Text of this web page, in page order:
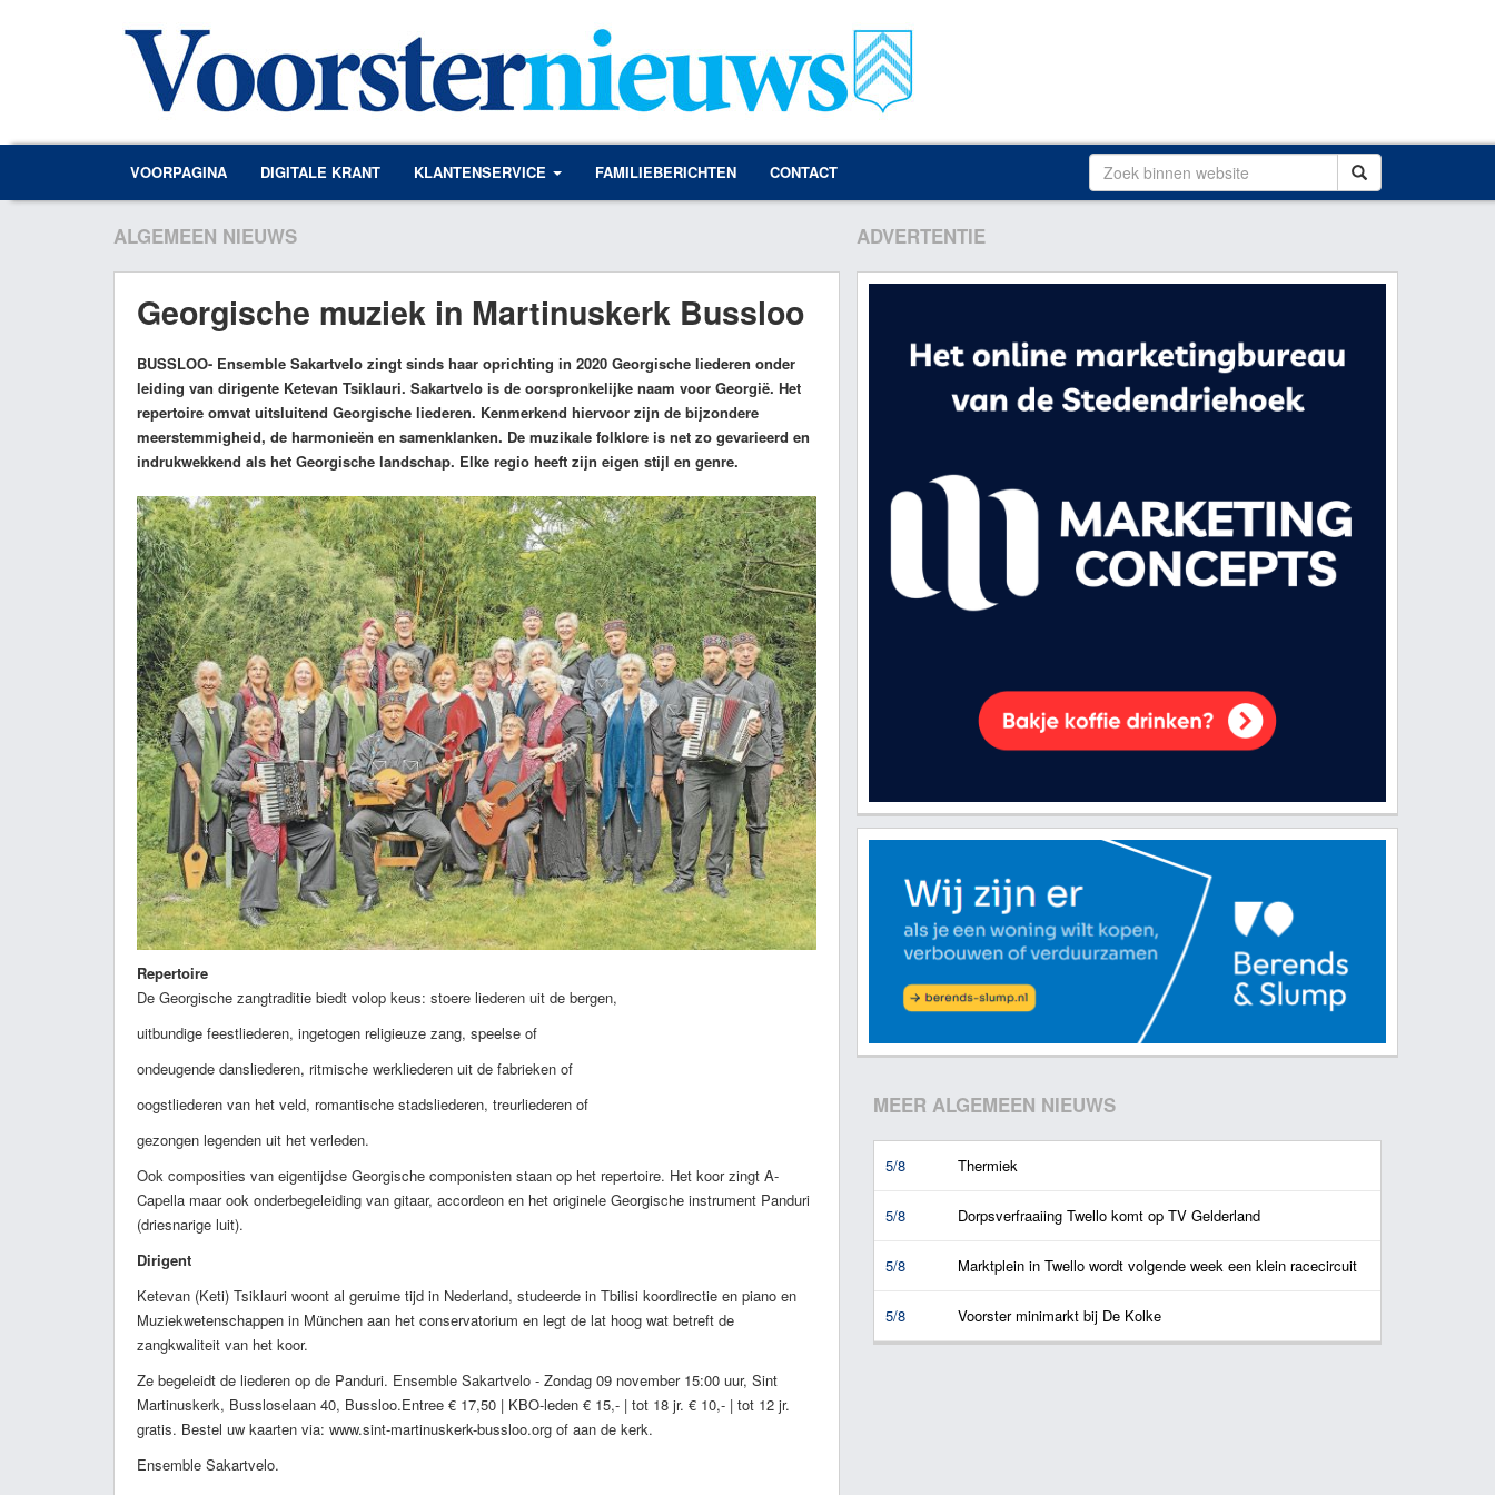
VOORPAGINA DIGITALE KRANT KLANTENSERVICE FAMILIEBERICHTEN CONTACT
ALGEMEEN NIEUWS
Georgische muziek in Martinuskerk Bussloo
BUSSLOO- Ensemble Sakartvelo zingt sinds haar oprichting in 2020 Georgische liederen onder
leiding van dirigente Ketevan Tsiklauri. Sakartvelo is de oorspronkelijke naam voor Georgië. Het
repertoire omvat uitsluitend Georgische liederen. Kenmerkend hiervoor zijn de bijzondere
meerstemmigheid, de harmonieën en samenklanken. De muzikale folklore is net zo gevarieerd en
indrukwekkend als het Georgische landschap. Elke regio heeft zijn eigen stijl en genre.
Repertoire
De Georgische zangtraditie biedt volop keus: stoere liederen uit de bergen,
uitbundige feestliederen, ingetogen religieuze zang, speelse of
ondeugende dansliederen, ritmische werkliederen uit de fabrieken of
oogstliederen van het veld, romantische stadsliederen, treurliederen of
gezongen legenden uit het verleden.
Ook composities van eigentijdse Georgische componisten staan op het repertoire. Het koor zingt A-
Capella maar ook onderbegeleiding van gitaar, accordeon en het originele Georgische instrument Panduri
(driesnarige luit).
Dirigent
Ketevan (Keti) Tsiklauri woont al geruime tijd in Nederland, studeerde in Tbilisi koordirectie en piano en
Muziekwetenschappen in München aan het conservatorium en legt de lat hoog wat betreft de
zangkwaliteit van het koor.
Ze begeleidt de liederen op de Panduri. Ensemble Sakartvelo - Zondag 09 november 15:00 uur, Sint
Martinuskerk, Bussloselaan 40, Bussloo.Entree € 17,50 | KBO-leden € 15,- | tot 18 jr. € 10,- | tot 12 jr.
gratis. Bestel uw kaarten via: www.sint-martinuskerk-bussloo.org of aan de kerk.
Ensemble Sakartvelo.
ADVERTENTIE
MEER ALGEMEEN NIEUWS
5/8 Thermiek
5/8 Dorpsverfraaiing Twello komt op TV Gelderland
5/8 Marktplein in Twello wordt volgende week een klein racecircuit
5/8 Voorster minimarkt bij De Kolke